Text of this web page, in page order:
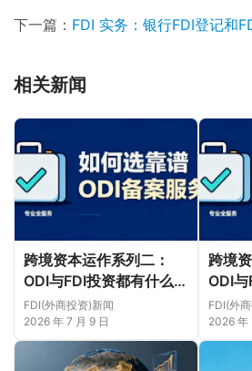
下一篇： FDI 实务：银行FDI登记和
相关新闻
跨境资本运作系列二：
ODI与FDI投资都有什么限
制？
FDI(外商投资)新闻
2026 年 7 月 9 日
跨境
ODI
FDI(外
2026 年